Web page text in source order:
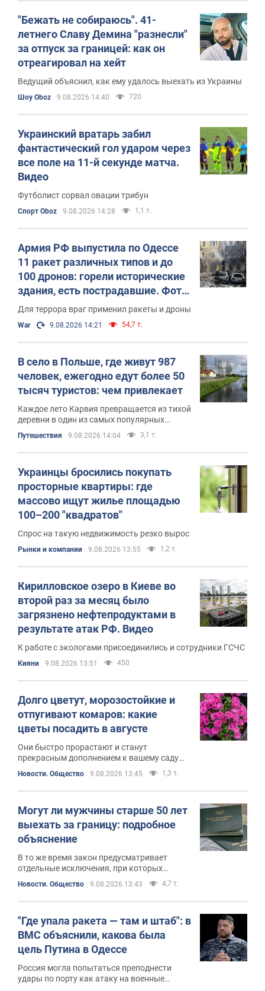
"Бежать не собираюсь". 41-
летнего Славу Демина "разнесли"
за отпуск за границей: как он
отреагировал на хейт
Ведущий объяснил, как ему удалось выехать из Украины
Шоу Oboz 9.08.2026 14:40 720
Украинский вратарь забил
фантастический гол ударом через
все поле на 11-й секунде матча.
Видео
Футболист сорвал овации трибун
Спорт Oboz 9.08.2026 14:28 1,1 т.
Армия РФ выпустила по Одессе
11 ракет различных типов и до
100 дронов: горели исторические
здания, есть пострадавшие. Фото
и видео
Для террора враг применил ракеты и дроны
War 9.08.2026 14:21 54,7 т.
В село в Польше, где живут 987
человек, ежегодно едут более 50
тысяч туристов: чем привлекает
Каждое лето Карвия превращается из тихой
деревни в один из самых популярных
Путешествия 9.08.2026 14:04 3,1 т.
Украинцы бросились покупать
просторные квартиры: где
массово ищут жилье площадью
100–200 "квадратов"
Спрос на такую недвижимость резко вырос
Рынки и компании 9.08.2026 13:55 1,2 т.
Кирилловское озеро в Киеве во
второй раз за месяц было
загрязнено нефтепродуктами в
результате атак РФ. Видео
К работе с экологами присоединились и сотрудники ГСЧС
Кияни 9.08.2026 13:51 450
Долго цветут, морозостойкие и
отпугивают комаров: какие
цветы посадить в августе
Они быстро прорастают и станут
прекрасным дополнением к вашему саду
Новости. Общество 9.08.2026 13:45 1,3 т.
Могут ли мужчины старше 50 лет
выехать за границу: подробное
объяснение
В то же время закон предусматривает
отдельные исключения, при которых
Новости. Общество 9.08.2026 13:43 4,7 т.
"Где упала ракета — там и штаб": в
ВМС объяснили, какова была
цель Путина в Одессе
Россия могла попытаться преподнести
удары по порту как атаку на военные